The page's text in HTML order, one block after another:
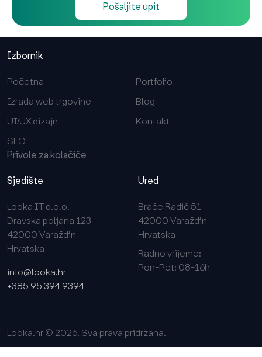
Pošaljite upit
Izbornik
Početna
Izrada web trgovine
UI/UX dizajn
SEO
Portfolio
Blog
Kontakt
Privole za kolačiće
Sjedište
Looka IT d.o.o.
Dravska poljana 123
42000 Varaždin
Hrvatska
info@looka.hr
+385 95 394 9394
Ured
Braće Radić 51
42000 Varaždin
Hrvatska
Radno vrijeme:
Pon-Pet: 08-16h
Looka.hr © 2026. Sva prava pridržana.